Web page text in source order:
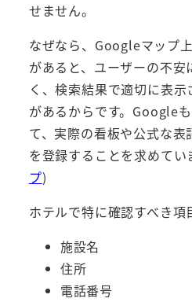
せません。
なぜなら、Googleマップ
があると、ユーザーの不安
く、検索結果で適切に表
があるからです。Google
て、実際の看板や公式な
を登録することを求めてい
プ)
ホテルで特に確認すべき項
施設名
住所
電話番号